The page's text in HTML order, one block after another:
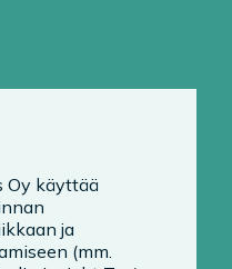
Oy käyttää
ja
(mm.